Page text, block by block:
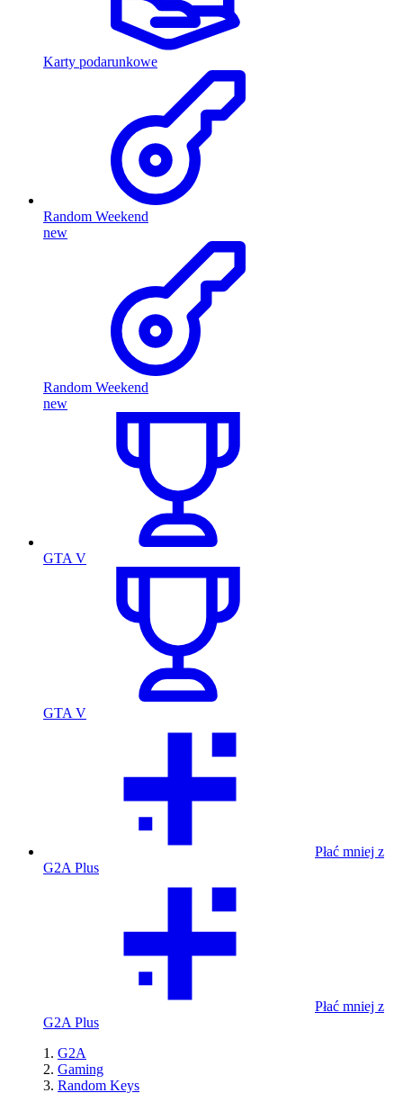
Karty podarunkowe
Random Weekend
new
Random Weekend
new
GTA V
GTA V
Płać mniej z
G2A Plus
Płać mniej z
G2A Plus
G2A
Gaming
Random Keys